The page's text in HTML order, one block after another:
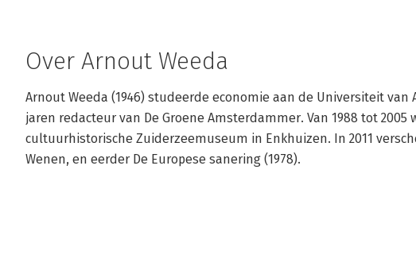
Over Arnout Weeda
Arnout Weeda (1946) studeerde economie aan de Universiteit van
jaren redacteur van De Groene Amsterdammer. Van 1988 tot
cultuurhistorische Zuiderzeemuseum in Enkhuizen. In 2011
Wenen, en eerder De Europese sanering (1978).